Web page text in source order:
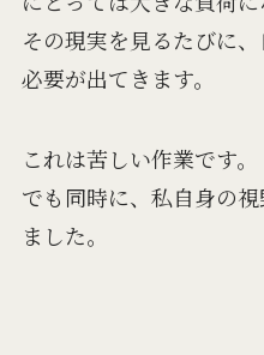
その現実を見るたびに
必要が出てきます。
これは苦しい作業です。
でも同時に、私自身の
ました。